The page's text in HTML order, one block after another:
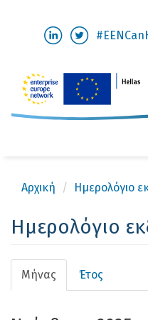
περιεχόμενο
Αρχική Ημερολόγιο
Ημερολόγιο
Πρωτεύουσες
καρτέλες
Μήνας (ενεργή
καρτέλα)
Έτος